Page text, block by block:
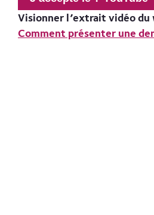
Visionner l’extrait vidéo du
Comment présenter une